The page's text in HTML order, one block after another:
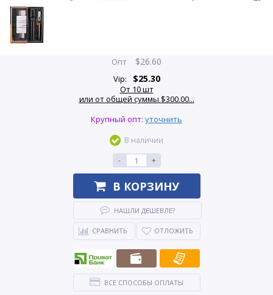
Опт $26.60
Vip: $25.30
От 10 шт
или от общей суммы $300.00...
Крупный опт: уточнить
В наличии
-
+
В КОРЗИНУ
НАШЛИ ДЕШЕВЛЕ?
СРАВНИТЬ ОТЛОЖИТЬ
ВСЕ СПОСОБЫ ОПЛАТЫ